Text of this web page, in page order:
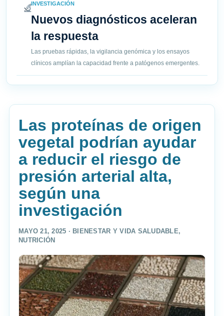
INVESTIGACIÓN
Nuevos diagnósticos aceleran
la respuesta
Las pruebas rápidas, la vigilancia genómica y los ensayos
clínicos amplían la capacidad frente a patógenos emergentes.
Las proteínas de origen
vegetal podrían ayudar
a reducir el riesgo de
presión arterial alta,
según una
investigación
MAYO 21, 2025 · BIENESTAR Y VIDA SALUDABLE,
NUTRICIÓN